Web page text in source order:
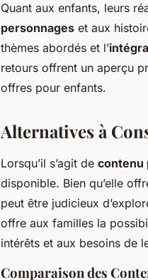
Quant aux enfants, leurs
personnages et aux
thèmes abordés et l’
retours offrent un aperçu
offres pour enfants.
Alternatives à
Lorsqu’il s’agit de contenu
disponible. Bien qu’elle
peut être judicieux
offre aux familles la
intérêts et aux besoins de
Comparaison des